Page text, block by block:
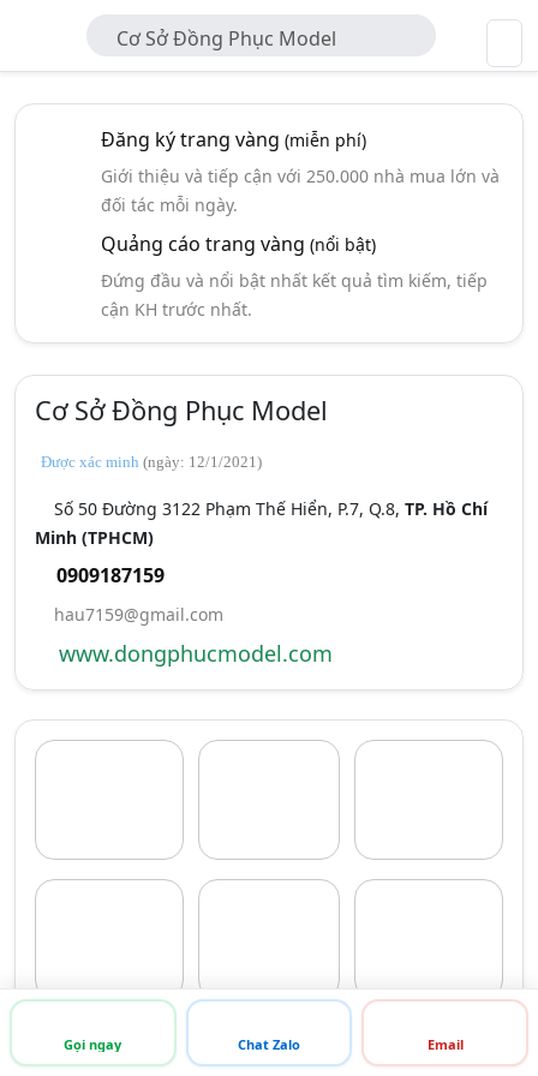
Cơ Sở Đồng Phục Model
Đăng ký trang vàng (miễn phí)
Giới thiệu và tiếp cận với 250.000 nhà mua lớn và
đối tác mỗi ngày.
Quảng cáo trang vàng (nổi bật)
Đứng đầu và nổi bật nhất kết quả tìm kiếm, tiếp
cận KH trước nhất.
Cơ Sở Đồng Phục Model
Được xác minh (ngày: 12/1/2021)
Số 50 Đường 3122 Phạm Thế Hiển, P.7, Q.8, TP. Hồ Chí
Minh (TPHCM)
0909187159
hau7159@gmail.com
www.dongphucmodel.com
Gọi ngay Chat Zalo Email